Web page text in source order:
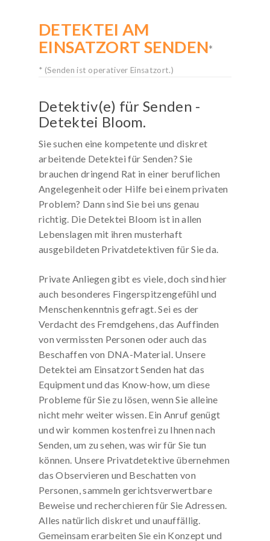
KOSTENLOSE-HOTLINE
Rufen Sie kostenfrei an:
Deutschlandweit gebührenfrei!
DETEKTEI AM
EINSATZORT SENDEN*
* (Senden ist operativer Einsatzort.)
Detektiv(e) für Senden -
Detektei Bloom.
Sie suchen eine kompetente und diskret
arbeitende Detektei für Senden? Sie
brauchen dringend Rat in einer beruflichen
Angelegenheit oder Hilfe bei einem privaten
Problem? Dann sind Sie bei uns genau
richtig. Die Detektei Bloom ist in allen
Lebenslagen mit ihren musterhaft
ausgebildeten Privatdetektiven für Sie da.
Private Anliegen gibt es viele, doch sind hier
auch besonderes Fingerspitzengefühl und
Menschenkenntnis gefragt. Sei es der
Verdacht des Fremdgehens, das Auffinden
von vermissten Personen oder auch das
Beschaffen von DNA-Material. Unsere
Detektei am Einsatzort Senden hat das
Equipment und das Know-how, um diese
Probleme für Sie zu lösen, wenn Sie alleine
nicht mehr weiter wissen. Ein Anruf genügt
und wir kommen kostenfrei zu Ihnen nach
Senden, um zu sehen, was wir für Sie tun
können. Unsere Privatdetektive übernehmen
das Observieren und Beschatten von
Personen, sammeln gerichtsverwertbare
Beweise und recherchieren für Sie Adressen.
Alles natürlich diskret und unauffällig.
Gemeinsam erarbeiten Sie ein Konzept und